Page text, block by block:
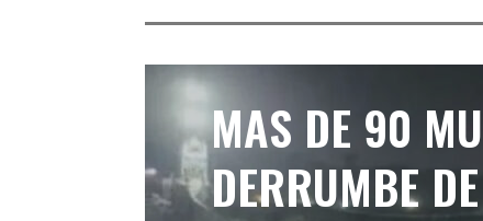
MAS DE 90
DERRUMBE